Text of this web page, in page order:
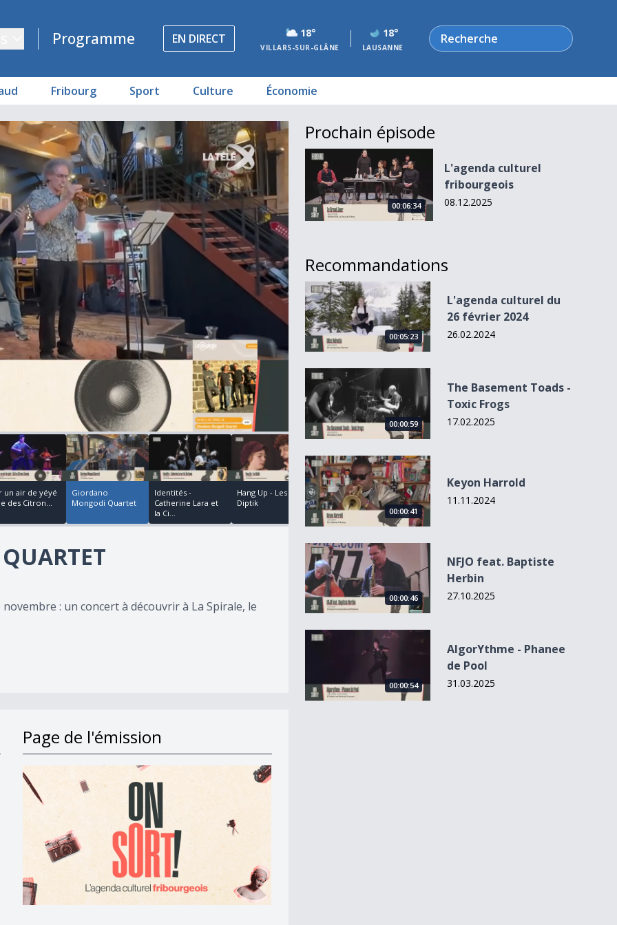
Programme EN DIRECT 18°
VILLARS-SUR-GLÂNE
18°
LAUSANNE
Rechercher
Fribourg Sport Culture Économie
un air de yéyé
des Citron...
Giordano
Mongodi Quartet
00:00:44
Identités -
Catherine Lara et
la Ci...
00:00:49
Hang Up - Les
Diptik
00:00:29
The bizarre space
of complex
number...
00:00:52
Mais aussi...
: un concert à découvrir à La Spirale, le
Page de l'émission
Prochain épisode
L&#039;agenda culturel fribourgeois
00:06:34
L'agenda culturel
fribourgeois
08.12.2025
Recommandations
L&#039;agenda culturel du 26 février 2024
00:05:23
L'agenda culturel du
26 février 2024
26.02.2024
The Basement Toads - Toxic Frogs
00:00:59
The Basement Toads -
Toxic Frogs
17.02.2025
Keyon Harrold
00:00:41
Keyon Harrold
11.11.2024
NFJO feat. Baptiste Herbin
00:00:46
NFJO feat. Baptiste
Herbin
27.10.2025
AlgorYthme - Phanee de Pool
00:00:54
AlgorYthme - Phanee
de Pool
31.03.2025